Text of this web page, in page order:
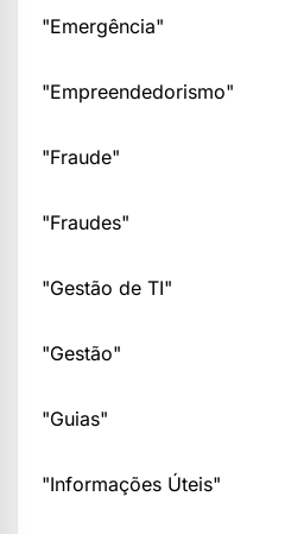
"Emergência"
"Empreendedorismo"
"Fraude"
"Fraudes"
"Gestão de TI"
"Gestão"
"Guias"
"Informações Úteis"